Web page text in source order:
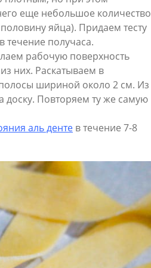
еще небольшое количество
яйца). Придаем тесту
получаса.
рабочую поверхность
них. Раскатываем в
шириной около 2 см. Из
Повторяем ту же самую
аль денте в течение 7-8